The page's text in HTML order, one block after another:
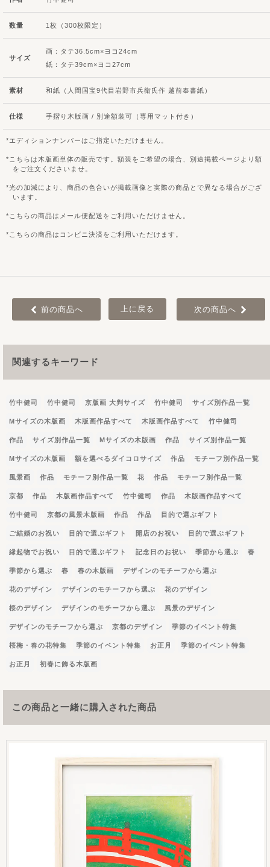
数量 1枚（300枚限定）
サイズ
画：タテ36.5cm×ヨコ24cm
紙：タテ39cm×ヨコ27cm
素材 和紙（人間国宝9代目岩野市兵衛氏作 越前奉書紙）
仕様 手摺り木版画 / 別途額装可（専用マット付き）
エディションナンバーはご指定いただけません。
こちらは木版画単体の販売です。額装をご希望の場合、別途掲載ページより額
をご注文くださいませ。
光の加減により、商品の色合いが掲載画像と実際の商品とで異なる場合がござ
います。
こちらの商品はメール便配送をご利用いただけません。
こちらの商品はコンビニ決済をご利用いただけます。
前の商品へ 上に戻る 次の商品へ
関連するキーワード
竹中健司 竹中健司 京版画 大判サイズ 竹中健司 サイズ別作品一覧
Mサイズの木版画 木版画作品すべて 木版画作品すべて 竹中健司
作品 サイズ別作品一覧 Mサイズの木版画 作品 サイズ別作品一覧
Mサイズの木版画 額を選べるダイコロサイズ 作品 モチーフ別作品一覧
風景画 作品 モチーフ別作品一覧 花 作品 モチーフ別作品一覧
京都 作品 木版画作品すべて 竹中健司 作品 木版画作品すべて
竹中健司 京都の風景木版画 作品 作品 目的で選ぶギフト
ご結婚のお祝い 目的で選ぶギフト 開店のお祝い 目的で選ぶギフト
縁起物でお祝い 目的で選ぶギフト 記念日のお祝い 季節から選ぶ 春
季節から選ぶ 春 春の木版画 デザインのモチーフから選ぶ
花のデザイン デザインのモチーフから選ぶ 花のデザイン
桜のデザイン デザインのモチーフから選ぶ 風景のデザイン
デザインのモチーフから選ぶ 京都のデザイン 季節のイベント特集
桜梅・春の花特集 季節のイベント特集 お正月 季節のイベント特集
お正月 初春に飾る木版画
この商品と一緒に購入された商品